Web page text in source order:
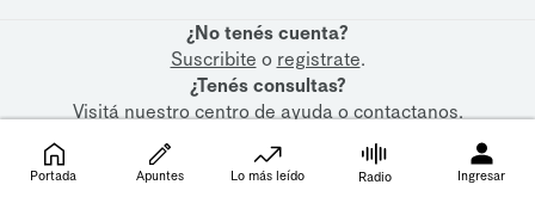
¿No tenés cuenta?
Suscribite o registrate.
¿Tenés consultas?
Visitá nuestrocentro de ayudaocontactanos.
Portada Apuntes Lo más leído Radio Ingresar